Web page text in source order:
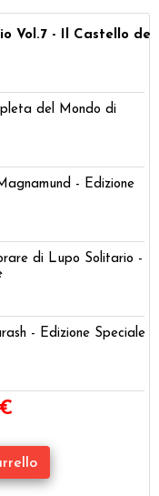
Vol.7 - Il Castello
del Mondo di
- Edizione
di Lupo Solitario -
- Edizione Speciale
€